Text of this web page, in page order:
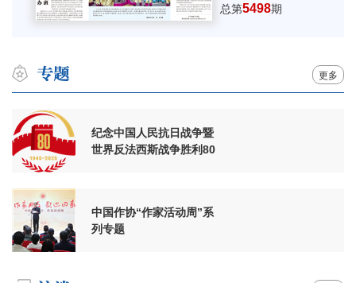
总第5498期
更多
纪念中国人民抗日战争暨
世界反法西斯战争胜利80
中国作协“作家活动周”系
列专题